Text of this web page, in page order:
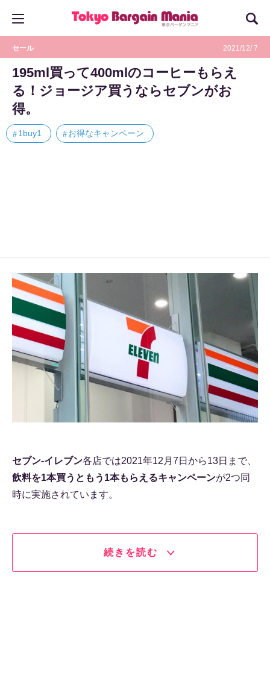
セール 2021/12/ 7
195ml買って400mlのコーヒーもらえ
る！ジョージア買うならセブンがお
得。
1buy1 お得なキャンペーン
セブン-イレブン各店では2021年12月7日から13日まで、
飲料を1本買うともう1本もらえるキャンペーンが2つ同
時に実施されています。
続きを読む